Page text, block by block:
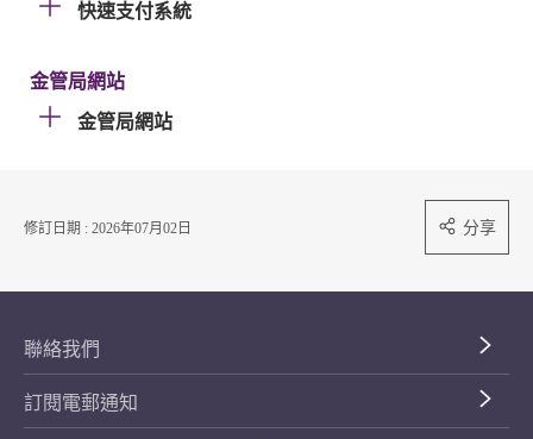
快速支付系統
金管局網站
金管局網站
修訂日期 : 2026年07月02日 分享
聯絡我們
訂閱電郵通知